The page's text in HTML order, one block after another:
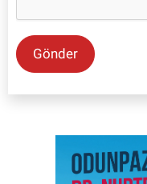
Gönder